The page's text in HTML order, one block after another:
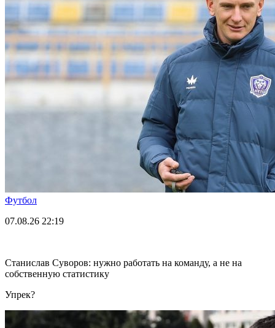
Футбол
07.08.26 22:19
Станислав Суворов: нужно работать на команду, а не на
собственную статистику
Упрек?